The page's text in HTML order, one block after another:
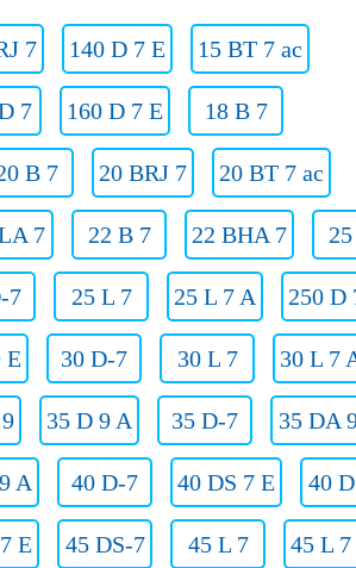
7 140 D 7 E 15 BT 7 ac
7 160 D 7 E 18 B 7
B 7 20 BRJ 7 20 BT 7 ac
7 22 B 7 22 BHA 7
7 25 L 7 25 L 7 A 250 D
E 30 D-7 30 L 7 30 L 7
35 D 9 A 35 D-7 35 DA
A 40 D-7 40 DS 7 E 40
E 45 DS-7 45 L 7 45 L 7